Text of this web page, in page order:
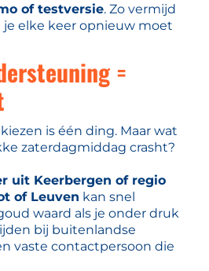
of testversie. Zo vermijd
je elke keer opnieuw moet
=
is één ding. Maar wat
zaterdagmiddag crasht?
uit Keerbergen of regio
of Leuven kan snel
waard als je onder druk
bij buitenlandse
vaste contactpersoon die